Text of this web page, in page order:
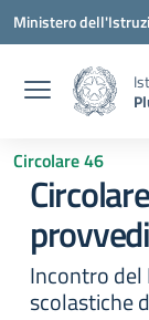
Vai ai contenuti
Vai al menu di
Vai al footer
Ministero
Circolare 46
Incontro del
scolastiche